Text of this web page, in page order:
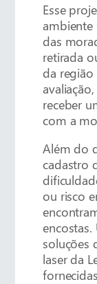
Esse
ambiente
das
retirada
da região
receber
com a
Além do
cadastro
ou risco
soluções
laser da